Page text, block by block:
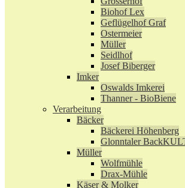
Biohof Lex
Geflügelhof Graf
Ostermeier
Müller
Seidlhof
Josef Biberger
Imker
Oswalds Imkerei
Thanner - BioBiene
Verarbeitung
Bäcker
Bäckerei Höhenberg
Glonntaler
Müller
Wolfmühle
Drax-Mühle
Käser & Molker